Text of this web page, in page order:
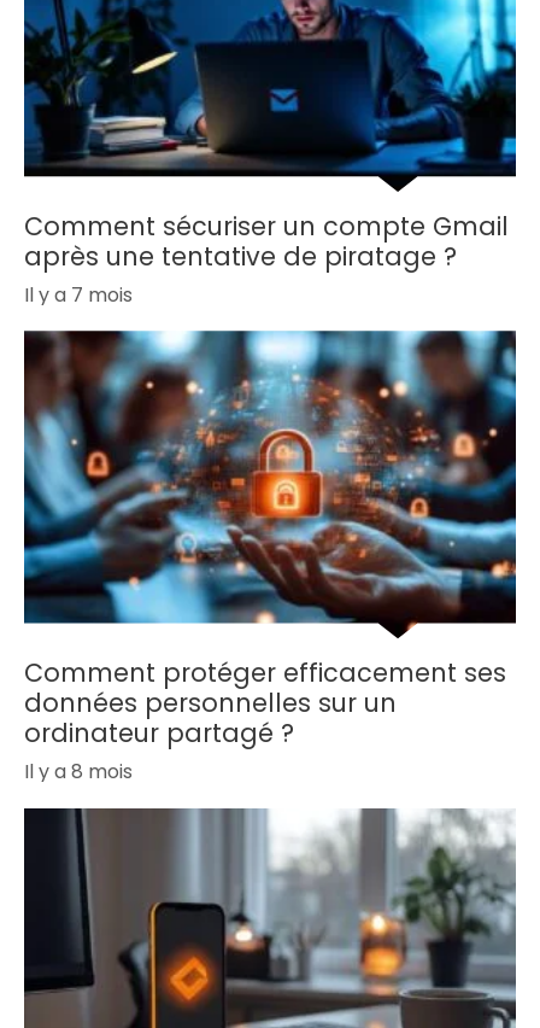
Comment sécuriser un compte Gmail
après une tentative de piratage ?
Il y a 7 mois
Comment protéger efficacement ses
données personnelles sur un
ordinateur partagé ?
Il y a 8 mois